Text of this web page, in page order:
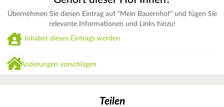
Übernehmen Sie diesen Eintrag auf "Mein Bauernhof" und fügen Sie
relevante Informationen und Links hinzu!
Inhaber dieses Eintrags werden
Änderungen vorschlagen
Teilen